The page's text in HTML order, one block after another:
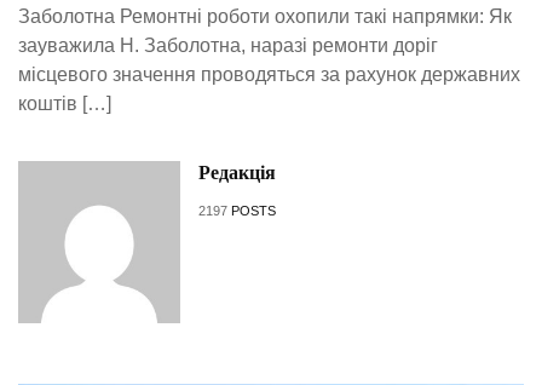
Заболотна Ремонтні роботи охопили такі напрямки: Як
зауважила Н. Заболотна, наразі ремонти доріг
місцевого значення проводяться за рахунок державних
коштів […]
Редакція
2197 POSTS